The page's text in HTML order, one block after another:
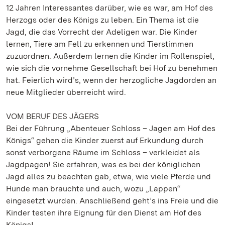
12 Jahren Interessantes darüber, wie es war, am Hof des
Herzogs oder des Königs zu leben. Ein Thema ist die
Jagd, die das Vorrecht der Adeligen war. Die Kinder
lernen, Tiere am Fell zu erkennen und Tierstimmen
zuzuordnen. Außerdem lernen die Kinder im Rollenspiel,
wie sich die vornehme Gesellschaft bei Hof zu benehmen
hat. Feierlich wird’s, wenn der herzogliche Jagdorden an
neue Mitglieder überreicht wird.
VOM BERUF DES JÄGERS
Bei der Führung „Abenteuer Schloss – Jagen am Hof des
Königs“ gehen die Kinder zuerst auf Erkundung durch
sonst verborgene Räume im Schloss – verkleidet als
Jagdpagen! Sie erfahren, was es bei der königlichen
Jagd alles zu beachten gab, etwa, wie viele Pferde und
Hunde man brauchte und auch, wozu „Lappen“
eingesetzt wurden. Anschließend geht’s ins Freie und die
Kinder testen ihre Eignung für den Dienst am Hof des